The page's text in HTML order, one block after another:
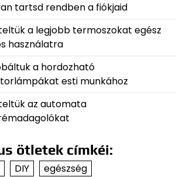
tartsd rendben a fiókjaid
a legjobb termoszokat egész
használatra
a hordozható
esti munkához
az automata
ötletek címkéi:
DIY
egészség